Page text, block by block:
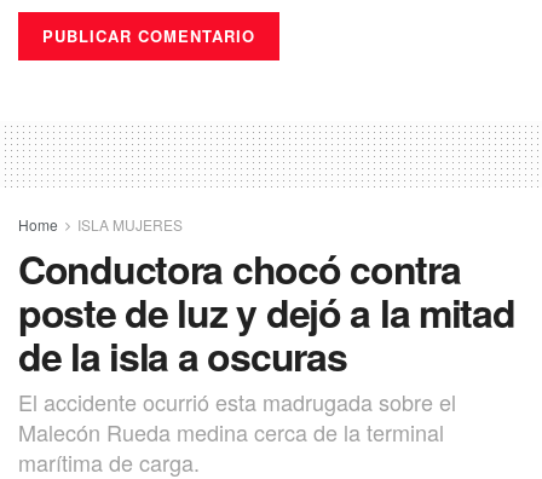
Tags: Jamie Lee Curtis Oscar
Home ISLA MUJERES
Conductora chocó contra
poste de luz y dejó a la mitad
de la isla a oscuras
El accidente ocurrió esta madrugada sobre el
Malecón Rueda medina cerca de la terminal
marítima de carga.